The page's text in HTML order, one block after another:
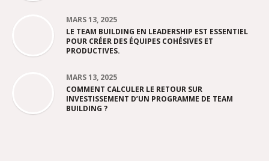
MARS 13, 2025
LE TEAM BUILDING EN LEADERSHIP EST ESSENTIEL
POUR CRÉER DES ÉQUIPES COHÉSIVES ET
PRODUCTIVES.
MARS 13, 2025
COMMENT CALCULER LE RETOUR SUR
INVESTISSEMENT D’UN PROGRAMME DE TEAM
BUILDING ?